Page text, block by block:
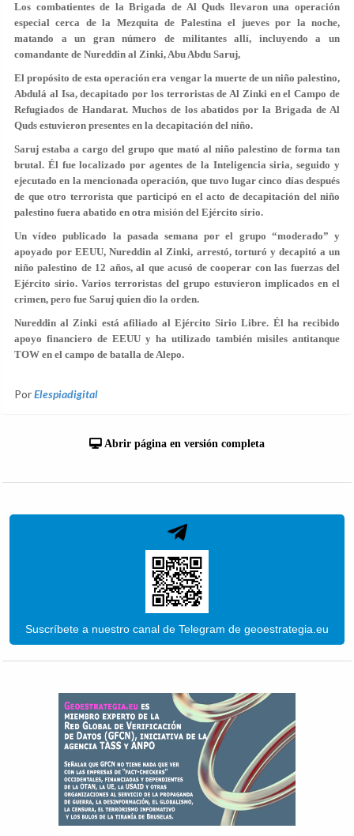
Los combatientes de la Brigada de Al Quds llevaron una operación
especial cerca de la Mezquita de Palestina el jueves por la noche,
matando a un gran número de militantes allí, incluyendo a un
comandante de Nureddin al Zinki, Abu Abdu Saruj,
El propósito de esta operación era vengar la muerte de un niño palestino,
Abdulá al Isa, decapitado por los terroristas de Al Zinki en el Campo de
Refugiados de Handarat. Muchos de los abatidos por la Brigada de Al
Quds estuvieron presentes en la decapitación del niño.
Saruj estaba a cargo del grupo que mató al niño palestino de forma tan
brutal. Él fue localizado por agentes de la Inteligencia siria, seguido y
ejecutado en la mencionada operación, que tuvo lugar cinco días después
de que otro terrorista que participó en el acto de decapitación del niño
palestino fuera abatido en otra misión del Ejército sirio.
Un vídeo publicado la pasada semana por el grupo “moderado” y
apoyado por EEUU, Nureddin al Zinki, arrestó, torturó y decapitó a un
niño palestino de 12 años, al que acusó de cooperar con las fuerzas del
Ejército sirio. Varios terroristas del grupo estuvieron implicados en el
crimen, pero fue Saruj quien dio la orden.
Nureddin al Zinki está afiliado al Ejército Sirio Libre. Él ha recibido
apoyo financiero de EEUU y ha utilizado también misiles antitanque
TOW en el campo de batalla de Alepo.
PorElespiadigital
Abrir página en versión completa
Suscríbete a nuestro canal de Telegram de geoestrategia.eu